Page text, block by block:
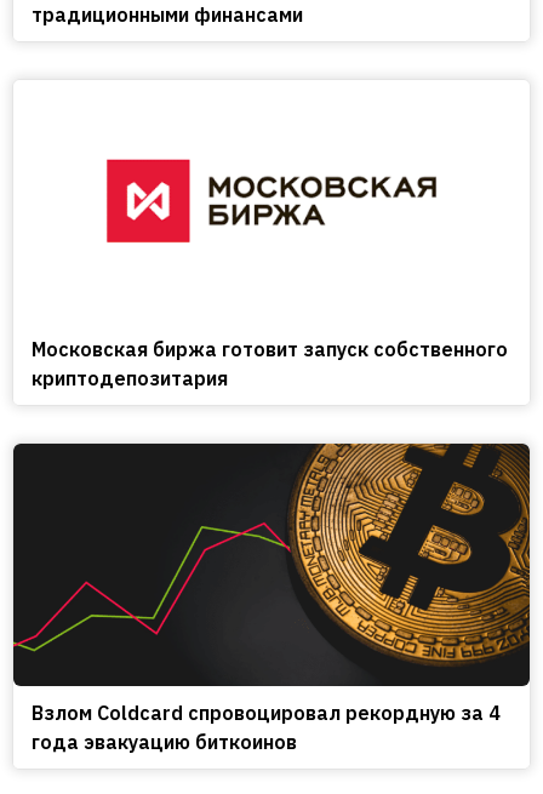
традиционными финансами
Московская биржа готовит запуск собственного
криптодепозитария
Взлом Coldcard спровоцировал рекордную за 4
года эвакуацию биткоинов